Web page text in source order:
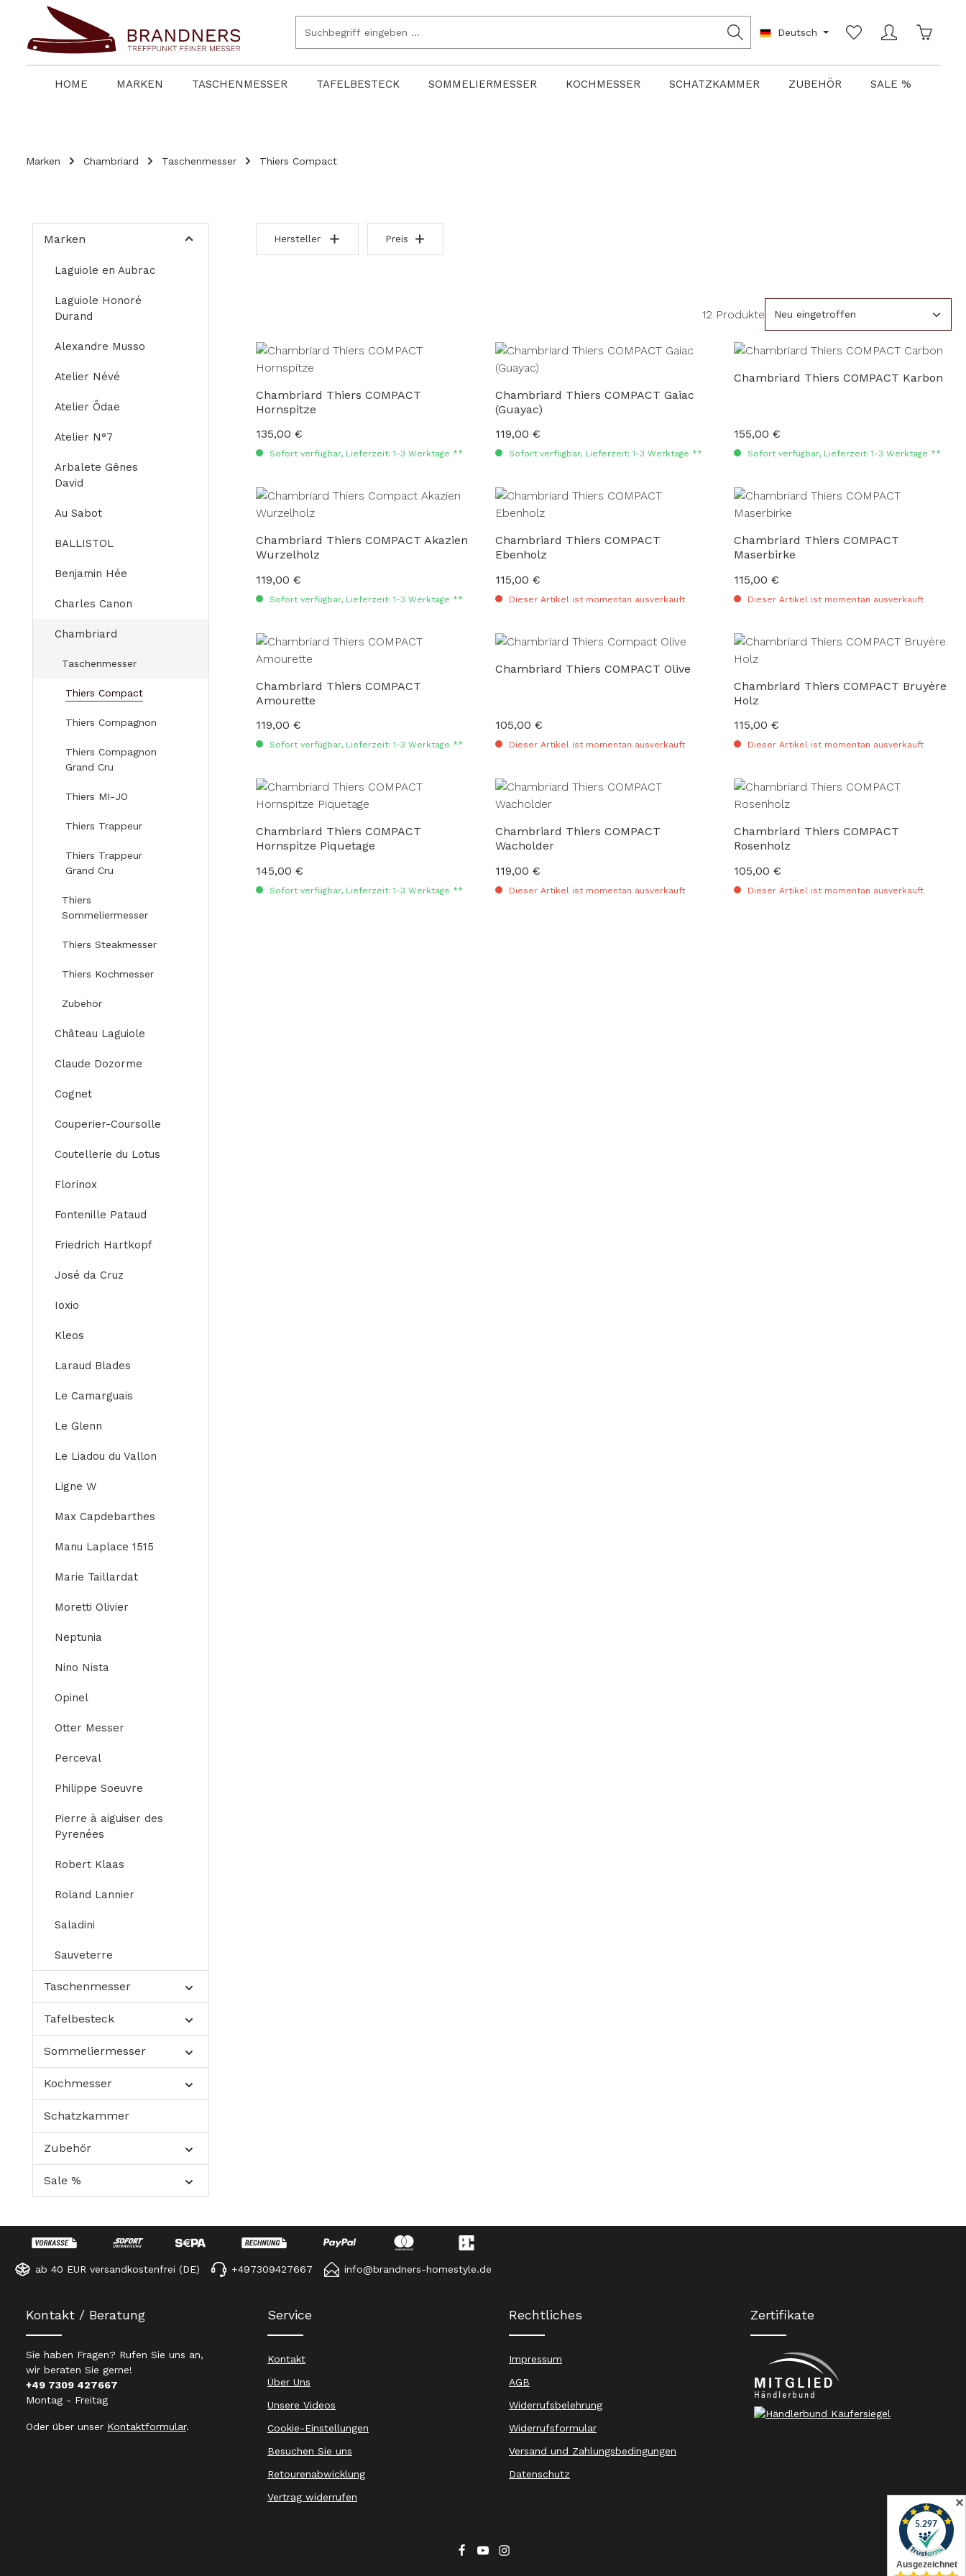
Zur Hauptnavigation springen
Deutsch
HOME MARKEN TASCHENMESSER TAFELBESTECK SOMMELIERMESSER KOCHMESSER SCHATZKAMMER ZUBEHÖR SALE %
Marken Chambriard Taschenmesser Thiers Compact
Marken
Laguiole en Aubrac
Laguiole Honoré
Durand
Alexandre Musso
Atelier Névé
Atelier Ôdae
Atelier N°7
Arbalete Gênes
David
Au Sabot
BALLISTOL
Benjamin Hée
Charles Canon
Chambriard
Taschenmesser
Thiers Compact
Thiers Compagnon
Thiers Compagnon
Grand Cru
Thiers MI-JO
Thiers Trappeur
Thiers Trappeur
Grand Cru
Thiers
Sommeliermesser
Thiers Steakmesser
Thiers Kochmesser
Zubehör
Château Laguiole
Claude Dozorme
Cognet
Couperier-Coursolle
Coutellerie du Lotus
Florinox
Fontenille Pataud
Friedrich Hartkopf
José da Cruz
Ioxio
Kleos
Laraud Blades
Le Camarguais
Le Glenn
Le Liadou du Vallon
Ligne W
Max Capdebarthes
Manu Laplace 1515
Marie Taillardat
Moretti Olivier
Neptunia
Nino Nista
Opinel
Otter Messer
Perceval
Philippe Soeuvre
Pierre à aiguiser des
Pyrenées
Robert Klaas
Roland Lannier
Saladini
Sauveterre
Taschenmesser
Tafelbesteck
Sommeliermesser
Kochmesser
Schatzkammer
Zubehör
Sale %
Hersteller Preis
12 Produkte
Chambriard Thiers COMPACT
Hornspitze
Regulärer Preis:
135,00 €
Sofort verfügbar, Lieferzeit: 1-3 Werktage **
Chambriard Thiers COMPACT Gaiac
(Guayac)
Regulärer Preis:
119,00 €
Sofort verfügbar, Lieferzeit: 1-3 Werktage **
Chambriard Thiers COMPACT Karbon
Regulärer Preis:
155,00 €
Sofort verfügbar, Lieferzeit: 1-3 Werktage **
Chambriard Thiers COMPACT Akazien
Wurzelholz
Regulärer Preis:
119,00 €
Sofort verfügbar, Lieferzeit: 1-3 Werktage **
Chambriard Thiers COMPACT
Ebenholz
Regulärer Preis:
115,00 €
Dieser Artikel ist momentan ausverkauft
Chambriard Thiers COMPACT
Maserbirke
Regulärer Preis:
115,00 €
Dieser Artikel ist momentan ausverkauft
Chambriard Thiers COMPACT
Amourette
Regulärer Preis:
119,00 €
Sofort verfügbar, Lieferzeit: 1-3 Werktage **
Chambriard Thiers COMPACT Olive
Regulärer Preis:
105,00 €
Dieser Artikel ist momentan ausverkauft
Chambriard Thiers COMPACT Bruyère
Holz
Regulärer Preis:
115,00 €
Dieser Artikel ist momentan ausverkauft
Chambriard Thiers COMPACT
Hornspitze Piquetage
Regulärer Preis:
145,00 €
Sofort verfügbar, Lieferzeit: 1-3 Werktage **
Chambriard Thiers COMPACT
Wacholder
Regulärer Preis:
119,00 €
Dieser Artikel ist momentan ausverkauft
Chambriard Thiers COMPACT
Rosenholz
Regulärer Preis:
105,00 €
Dieser Artikel ist momentan ausverkauft
ab 40 EUR versandkostenfrei (DE) +497309427667 info@brandners-homestyle.de
Kontakt / Beratung
Sie haben Fragen? Rufen Sie uns an,
wir beraten Sie gerne!
+49 7309 427667
Montag - Freitag
Oder über unser Kontaktformular.
Service
Kontakt
Über Uns
Unsere Videos
Cookie-Einstellungen
Besuchen Sie uns
Retourenabwicklung
Vertrag widerrufen
Rechtliches
Impressum
AGB
Widerrufsbelehrung
Widerrufsformular
Versand und Zahlungsbedingungen
Datenschutz
Zertifikate
✕